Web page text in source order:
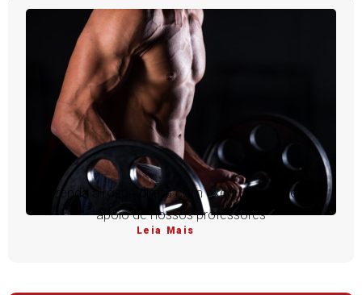
Aprenda a rosca direta com execução perfeita e
apoio de nossos professores
Leia Mais